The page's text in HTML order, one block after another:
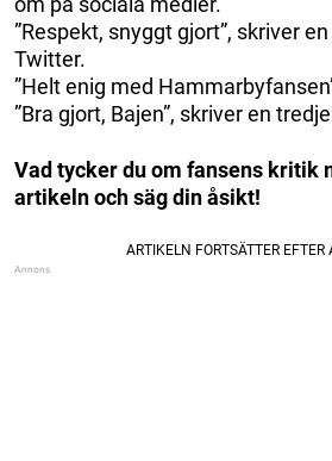
”Respekt, snyggt gjort”, skriver
Twitter.
”Helt enig med
”Bra gjort, Bajen”, skriver en
Vad tycker du om fansens kritik
artikeln och säg din åsikt!